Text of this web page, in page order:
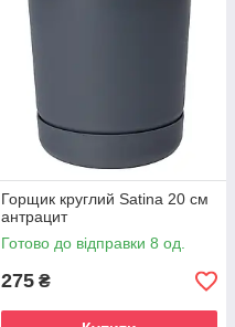
Горщик круглий Satina 20 см
антрацит
Готово до відправки 8 од.
275 ₴